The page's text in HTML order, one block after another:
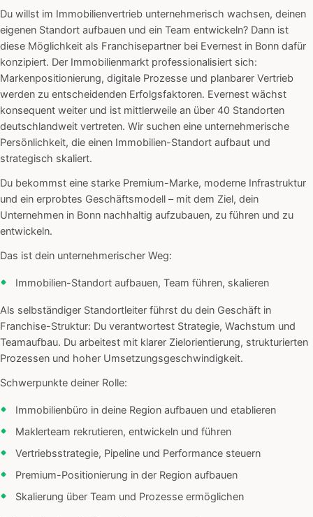
Du willst im Immobilienvertrieb unternehmerisch wachsen, deinen
eigenen Standort aufbauen und ein Team entwickeln? Dann ist
diese Möglichkeit als Franchisepartner bei Evernest in Bonn dafür
konzipiert. Der Immobilienmarkt professionalisiert sich:
Markenpositionierung, digitale Prozesse und planbarer Vertrieb
werden zu entscheidenden Erfolgsfaktoren. Evernest wächst
konsequent weiter und ist mittlerweile an über 40 Standorten
deutschlandweit vertreten. Wir suchen eine unternehmerische
Persönlichkeit, die einen Immobilien-Standort aufbaut und
strategisch skaliert.
Du bekommst eine starke Premium-Marke, moderne Infrastruktur
und ein erprobtes Geschäftsmodell – mit dem Ziel, dein
Unternehmen in Bonn nachhaltig aufzubauen, zu führen und zu
entwickeln.
Das ist dein unternehmerischer Weg:
Immobilien-Standort aufbauen, Team führen, skalieren
Als selbständiger Standortleiter führst du dein Geschäft in
Franchise-Struktur: Du verantwortest Strategie, Wachstum und
Teamaufbau. Du arbeitest mit klarer Zielorientierung, strukturierten
Prozessen und hoher Umsetzungsgeschwindigkeit.
Schwerpunkte deiner Rolle:
Immobilienbüro in deine Region aufbauen und etablieren
Maklerteam rekrutieren, entwickeln und führen
Vertriebsstrategie, Pipeline und Performance steuern
Premium-Positionierung in der Region aufbauen
Skalierung über Team und Prozesse ermöglichen